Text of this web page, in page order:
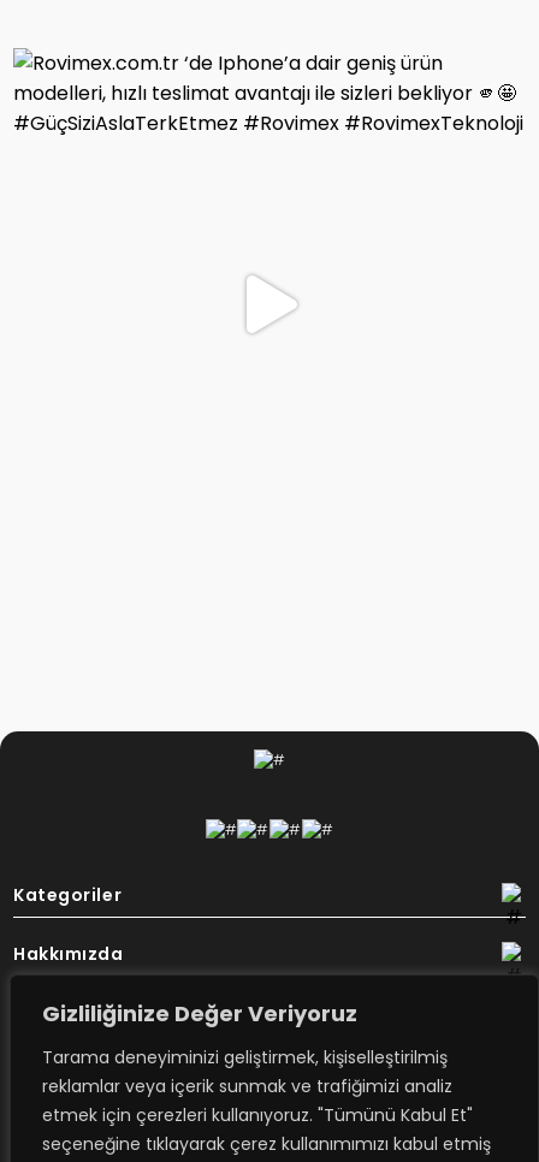
Gizliliğinize Değer Veriyoruz
Tarama deneyiminizi geliştirmek, kişiselleştirilmiş
reklamlar veya içerik sunmak ve trafiğimizi analiz
etmek için çerezleri kullanıyoruz. "Tümünü Kabul Et"
seçeneğine tıklayarak çerez kullanımımızı kabul etmiş
Kategoriler
Hakkımızda
Destek
Bülten